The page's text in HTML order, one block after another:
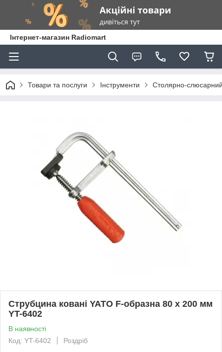
Інтернет-магазин Radiomart
Товари та послуги Інструменти Столярно-
Струбцина ковані YATO F-образна 80 x 200 мм
YT-6402
В наявності
Код: YT-6402
Роздріб